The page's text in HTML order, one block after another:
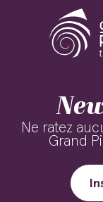
Ne ratez
Grand